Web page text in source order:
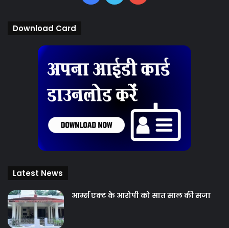
Download Card
Latest News
आर्म्स एक्ट के आरोपी को सात साल की सजा